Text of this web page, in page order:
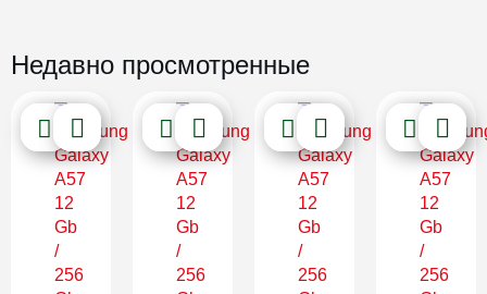
Недавно просмотренные